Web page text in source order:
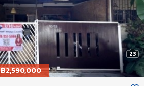
23
฿2,590,000